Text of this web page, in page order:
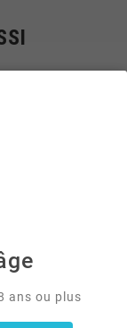
ans ou plus